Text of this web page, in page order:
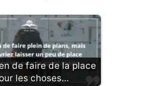
de faire de la place
les choses…